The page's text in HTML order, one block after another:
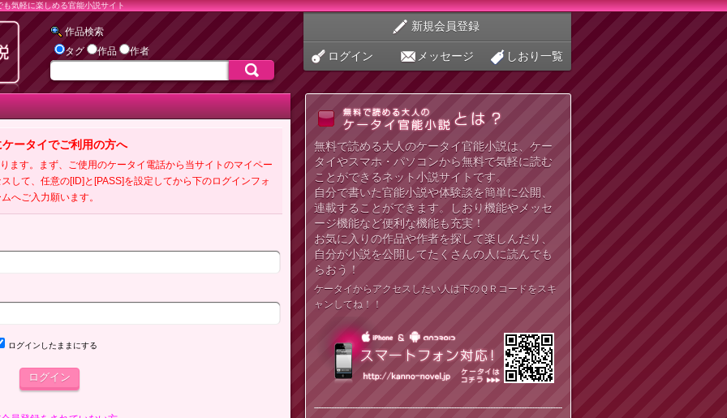
気軽に楽しめる官能小説サイト
作品検索
タグ
作品 作者
新規会員登録
ログイン メッセージ しおり一覧
ータイでご利用の方へ
ます。まず、ご使用のケータイ電話から当サイトのマイペー
して、任意の[ID]と[PASS]を設定してから下のログインフォ
へご入力願います。
ログインしたままにする
無料で読める大人のケータイ官能小説は、ケー
タイやスマホ・パソコンから無料で気軽に読む
ことができるネット小説サイトです。
自分で書いた官能小説や体験談を簡単に公開、
連載することができます。しおり機能やメッセ
ージ機能など便利な機能も充実！
お気に入りの作品や作者を探して楽しんだり、
自分が小説を公開してたくさんの人に読んでも
らおう！
ケータイからアクセスしたい人は下のＱＲコードをスキ
ャンしてね！！